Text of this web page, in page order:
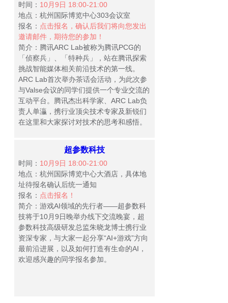
时间： 10月9日 18:00-21:00
地点：杭州国际博览中心303会议室
报名： 点击报名，确认后我们将向您发出
邀请邮件，期待您的参加！
简介：腾讯ARC Lab被称为腾讯PCG的
「侦察兵」、「特种兵」，站在腾讯探索
挑战智能媒体相关前沿技术的第一线。
ARC Lab首次举办茶话会活动，为此次参
与Valse会议的同学们提供一个专业交流的
互动平台。腾讯杰出科学家、ARC Lab负
责人单灜，携行业顶尖技术专家及新锐们
在这里和大家探讨对技术的思考和感悟。
超参数科技
时间： 10月9日 18:00-21:00
地点：杭州国际博览中心大酒店，具体地
址待报名确认后统一通知
报名： 点击报名！
简介：游戏AI领域的先行者——超参数科
技将于10月9日晚举办线下交流晚宴，超
参数科技高级研发总监朱晓龙博士携行业
资深专家，与大家一起分享“AI+游戏”方向
最前沿进展，以及如何打造有生命的AI，
欢迎感兴趣的同学报名参加。